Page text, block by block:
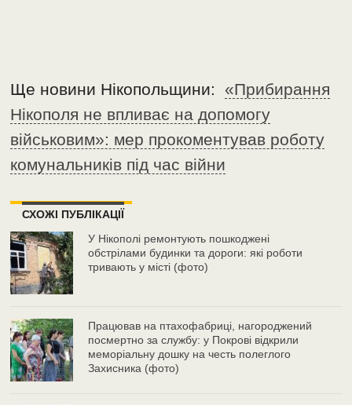
Ще новини Нікопольщини:«Прибирання
Нікополя не впливає на допомогу
військовим»: мер прокоментував роботу
комунальників під час війни
СХОЖІ ПУБЛІКАЦІЇ
У Нікополі ремонтують пошкоджені
обстрілами будинки та дороги: які роботи
тривають у місті (фото)
Працював на птахофабриці, нагороджений
посмертно за службу: у Покрові відкрили
меморіальну дошку на честь полеглого
Захисника (фото)